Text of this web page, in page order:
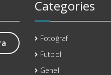
Categories
Fotoğraf
Futbol
Genel